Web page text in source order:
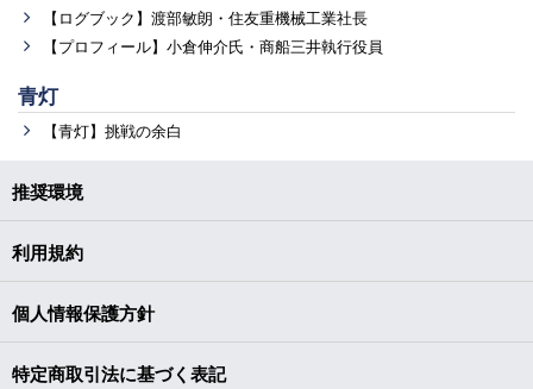
【ログブック】渡部敏朗・住友重機械工業社長
【プロフィール】小倉伸介氏・商船三井執行役員
青灯
【青灯】挑戦の余白
推奨環境
利用規約
個人情報保護方針
特定商取引法に基づく表記